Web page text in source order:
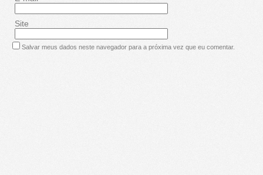
Site
Salvar meus dados neste navegador para a próxima vez que eu comentar.